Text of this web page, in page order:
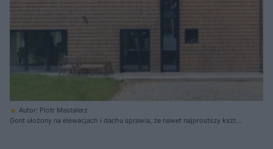
Autor: Piotr Mastalerz
Gont ułożony na elewacjach i dachu sprawia, że nawet najprostszy kształt